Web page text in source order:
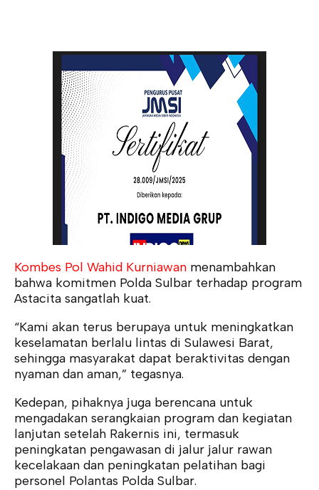
Kombes Pol Wahid Kurniawan menambahkan
bahwa komitmen Polda Sulbar terhadap program
Astacita sangatlah kuat.
“Kami akan terus berupaya untuk meningkatkan
keselamatan berlalu lintas di Sulawesi Barat,
sehingga masyarakat dapat beraktivitas dengan
nyaman dan aman,” tegasnya.
Kedepan, pihaknya juga berencana untuk
mengadakan serangkaian program dan kegiatan
lanjutan setelah Rakernis ini, termasuk
peningkatan pengawasan di jalur jalur rawan
kecelakaan dan peningkatan pelatihan bagi
personel Polantas Polda Sulbar.